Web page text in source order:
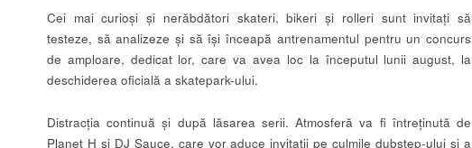
Cei mai curioși și nerăbdători skateri, bikeri și rolleri sunt invitați să
testeze, să analizeze și să își înceapă antrenamentul pentru un concurs
de amploare, dedicat lor, care va avea loc la începutul lunii august, la
deschiderea oficială a skatepark-ului.
Distracția continuă și după lăsarea serii. Atmosferă va fi întreținută de
Planet H și DJ Sauce, care vor aduce invitații pe culmile dubstep-ului și a